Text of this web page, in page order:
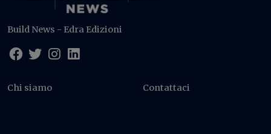
Build News - Edra Edizioni
Chi siamo Contattaci